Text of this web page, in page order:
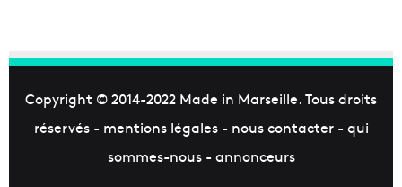
Copyright © 2014-2022 Made in Marseille. Tous droits
réservés - mentions légales- nous contacter- qui
sommes-nous- annonceurs